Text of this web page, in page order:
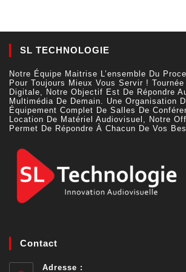
SL TECHNOLOGIE
Notre Équipe Maitrise L’ensemble Du
Pour Toujours Mieux Vous Servir ! Tournée
Digitale, Notre Objectif Est De Répondre
Multimédia De Demain. Une Organisation
Équipement Complet De Salles De
Location De Matériel Audiovisuel, Notre
Permet De Répondre À Chacun De Vos
Contact
Adresse :